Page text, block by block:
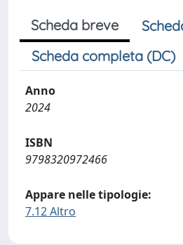
Scheda breve
Scheda completa (DC)
Anno
2024
ISBN
9798320972466
Appare nelle tipologie:
7.12 Altro